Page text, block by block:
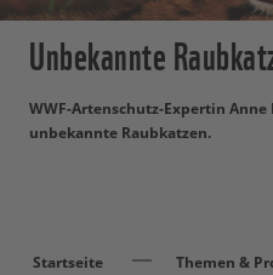
Unbekannte
WWF-Artenschutz-Expertin
unbekannte Raubkatzen.
Startseite Themen &